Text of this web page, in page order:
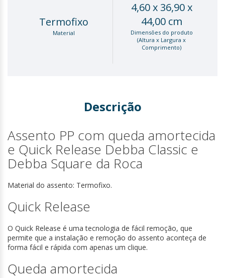
Termofixo
Material
4,60 x 36,90 x
44,00 cm
Dimensões do produto
(Altura x Largura x
Comprimento)
Descrição
Assento PP com queda amortecida
e Quick Release Debba Classic e
Debba Square da Roca
Material do assento: Termofixo.
Quick Release
O Quick Release é uma tecnologia de fácil remoção, que
permite que a instalação e remoção do assento aconteça de
forma fácil e rápida com apenas um clique.
Queda amortecida